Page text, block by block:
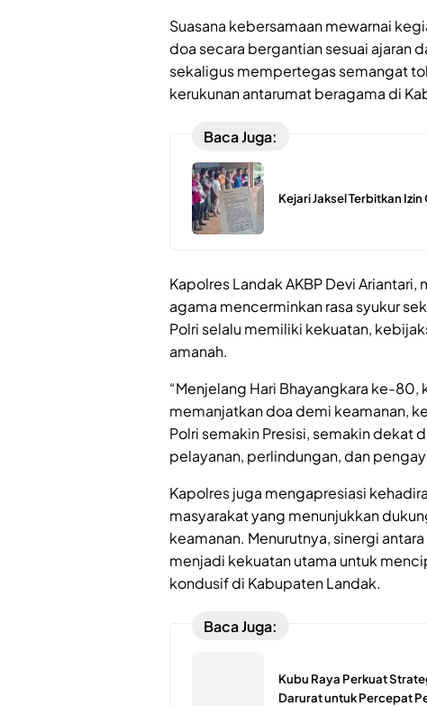
Suasana kebersamaan mewarnai
doa secara bergantian sesuai ajaran
sekaligus mempertegas semangat
kerukunan antarumat beragama di
Baca Juga:
Kejari Jaksel Terbitkan
Kapolres Landak AKBP Devi
agama mencerminkan rasa syukur
Polri selalu memiliki kekuatan,
amanah.
“Menjelang Hari Bhayangkara ke-
memanjatkan doa demi keamanan,
Polri semakin Presisi, semakin dekat
pelayanan, perlindungan, dan
Kapolres juga mengapresiasi
masyarakat yang menunjukkan
keamanan. Menurutnya, sinergi
menjadi kekuatan utama untuk
kondusif di Kabupaten Landak.
Baca Juga:
Kubu Raya Perkuat
Darurat untuk Percepat